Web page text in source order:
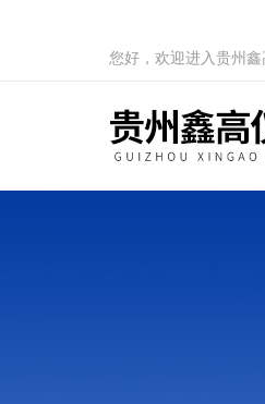
您好，欢迎进入贵州鑫